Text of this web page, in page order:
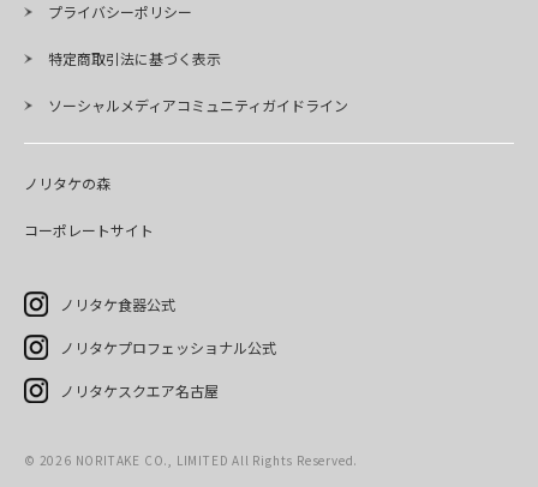
プライバシーポリシー
特定商取引法に基づく表示
ソーシャルメディアコミュニティガイドライン
ノリタケの森
コーポレートサイト
ノリタケ食器公式
ノリタケプロフェッショナル公式
ノリタケスクエア名古屋
© 2026 NORITAKE CO., LIMITED All Rights Reserved.